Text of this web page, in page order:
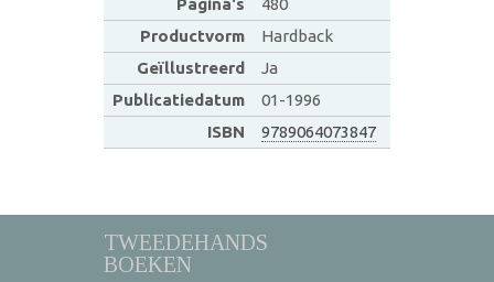
Productvorm
Hardback
Geïllustreerd
Ja
Publicatiedatum
01-1996
ISBN
9789064073847
TWEEDEHANDS
BOEKEN